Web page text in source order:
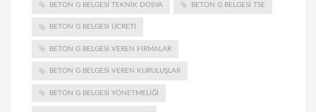
BETON G BELGESI TEKNIK DOSYA BETON G BELGESI TSE
BETON G BELGESI ÜCRETI
BETON G BELGESI VEREN FIRMALAR
BETON G BELGESI VEREN KURULUŞLAR
BETON G BELGESI YÖNETMELIĞI